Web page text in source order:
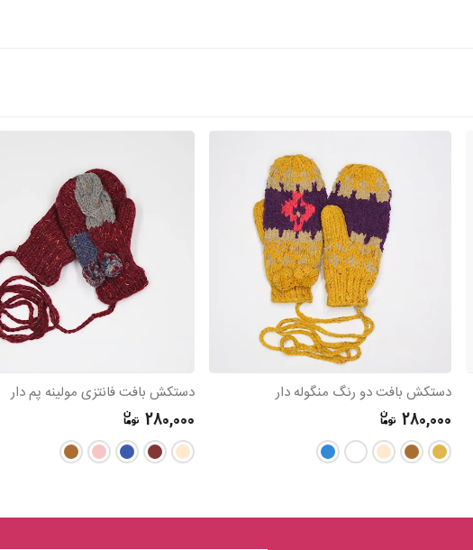
دستکش بافت دو رنگ منگوله دار
280,000
دستکش بافت فانتزی مولینه پم دار
280,000